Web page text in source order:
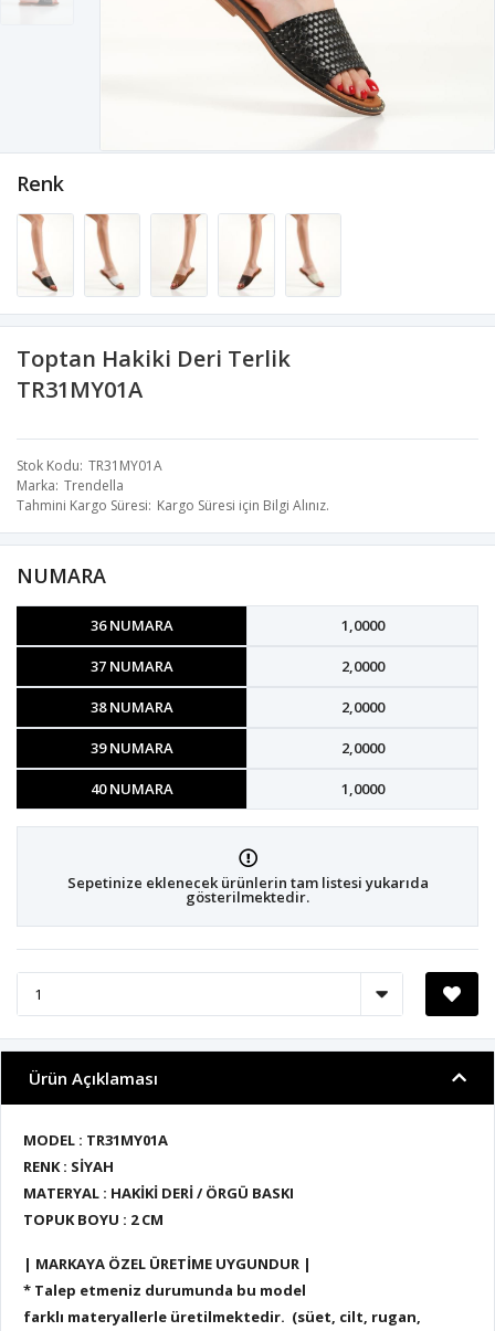
Toptan Hakiki Deri Terlik
TR31MY01A
Stok Kodu TR31MY01A
Marka Trendella
Tahmini Kargo Süresi Kargo Süresi için Bilgi Alınız.
Renk
NUMARA
36 NUMARA 1,0000
37 NUMARA 2,0000
38 NUMARA 2,0000
39 NUMARA 2,0000
40 NUMARA 1,0000
Sepetinize eklenecek ürünlerin tam listesi yukarıda
gösterilmektedir.
Ürün Açıklaması
MODEL : TR31MY01A
RENK : SİYAH
MATERYAL : HAKİKİ DERİ / ÖRGÜ BASKI
TOPUK BOYU : 2 CM
| MARKAYA ÖZEL ÜRETİME UYGUNDUR |
* Talep etmeniz durumunda bu model
farklı materyallerle üretilmektedir. (süet, cilt, rugan,